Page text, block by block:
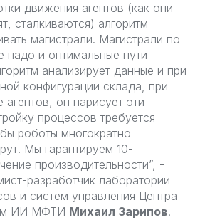
движения агентов (как они
сталкиваются) алгоритм
магистрали. Магистрали по
надо и оптимальные пути
анализирует данные и при
конфигурации склада, при
он нарисует эти
процессов требуется
роботы многократно
Мы гарантируем 10-
производительности”, -
разработчик лаборатории
и систем управления Центра
ИИ МФТИ Михаил Зарипов.